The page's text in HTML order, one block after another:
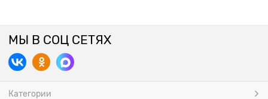
МЫ В СОЦ СЕТЯХ
Категории